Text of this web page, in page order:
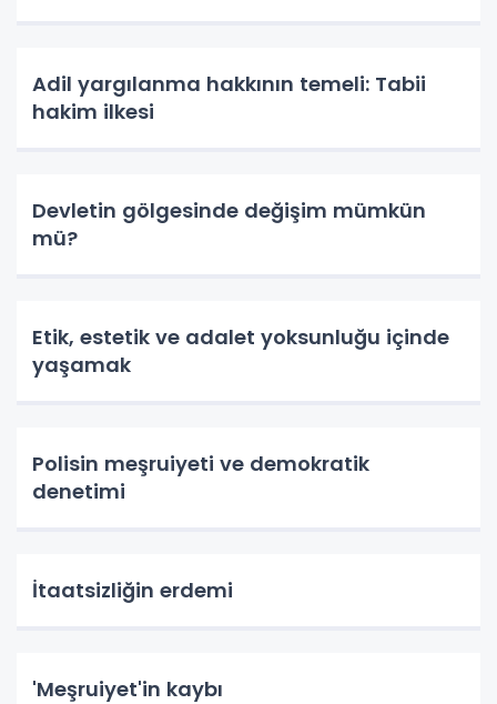
Adil yargılanma hakkının temeli: Tabii
hakim ilkesi
Devletin gölgesinde değişim mümkün
mü?
Etik, estetik ve adalet yoksunluğu içinde
yaşamak
Polisin meşruiyeti ve demokratik
denetimi
İtaatsizliğin erdemi
'Meşruiyet'in kaybı